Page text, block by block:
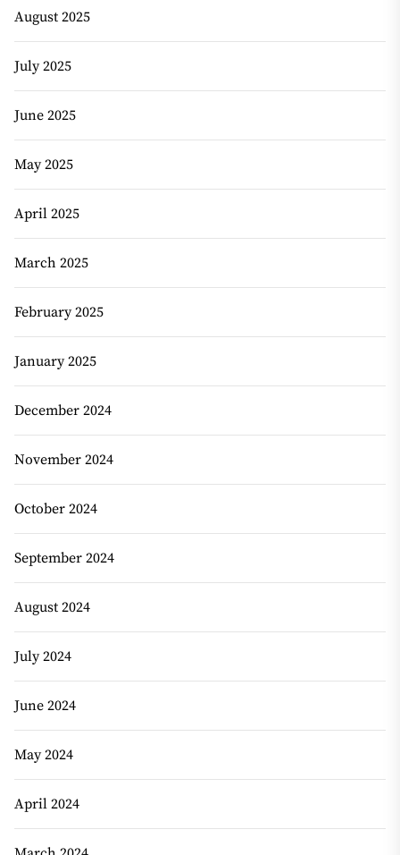
August 2025
July 2025
June 2025
May 2025
April 2025
March 2025
February 2025
January 2025
December 2024
November 2024
October 2024
September 2024
August 2024
July 2024
June 2024
May 2024
April 2024